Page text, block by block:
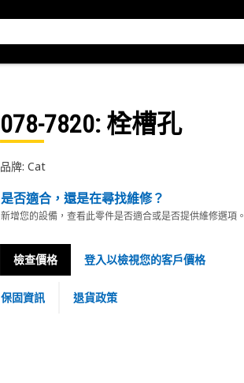
078-7820: 栓槽孔
品牌: Cat
是否適合，還是在尋找維修？
新增您的設備，查看此零件是否適合或是否提供維修選項。
檢查價格 登入以檢視您的客戶價格
保固資訊 退貨政策